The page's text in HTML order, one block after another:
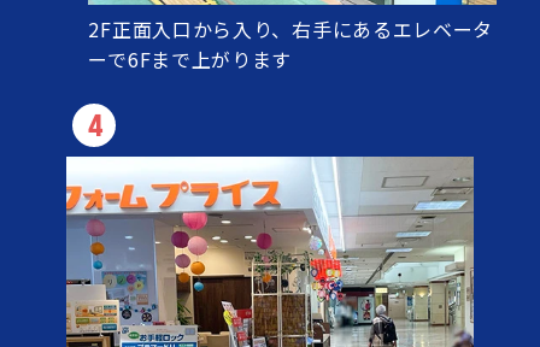
2F正面入口から入り、右手にあるエレベータ
ーで6Fまで上がります
4